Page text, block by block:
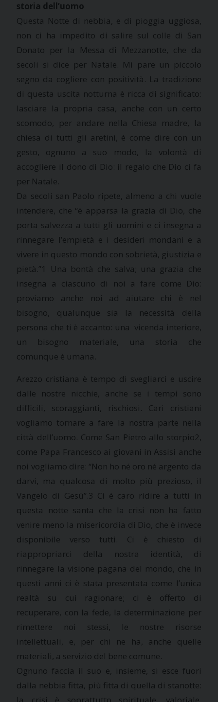
storia dell’uomo
Questa Notte di nebbia, e di pioggia uggiosa,
non ci ha impedito di salire sul colle di San
Donato per la Messa di Mezzanotte, che da
secoli si dice per Natale. Mi pare un piccolo
segno da cogliere con positività. La tradizione
di questa uscita notturna è ricca di significato:
lasciare la propria casa, anche con un certo
scomodo, per andare nella Chiesa madre, la
chiesa di tutti gli aretini, è come dire con un
gesto, ognuno a suo modo, la volontà di
accogliere il dono di Dio: il regalo che Dio ci fa
per Natale.
Da secoli san Paolo ripete, almeno a chi vuole
intendere, che “è apparsa la grazia di Dio, che
porta salvezza a tutti gli uomini e ci insegna a
rinnegare l’empietà e i desideri mondani e a
vivere in questo mondo con sobrietà, giustizia e
pietà.”1 Una bontà che salva; una grazia che
insegna a ciascuno di noi a fare come Dio:
proviamo anche noi ad aiutare chi è nel
bisogno, qualunque sia la necessità della
persona che ti è accanto: una vicenda interiore,
un bisogno materiale, una storia che
comunque è umana.
Arezzo cristiana è tempo di svegliarci e uscire
dalle nostre nicchie, anche se i tempi sono
difficili, scoraggianti, rischiosi. Cari cristiani
vogliamo tornare a fare la nostra parte nella
città dell’uomo. Come San Pietro allo storpio2,
come Papa Francesco ai giovani in Assisi anche
noi vogliamo dire: “Non ho né oro né argento da
darvi, ma qualcosa di molto più prezioso, il
Vangelo di Gesù”.3 Ci è caro ridire a tutti in
questa notte santa che la crisi non ha fatto
venire meno la misericordia di Dio, che è invece
disponibile verso tutti. Ci è chiesto di
riappropriarci della nostra identità, di
rinnegare la visione pagana del mondo, che in
questi anni ci è stata presentata come l’unica
realtà su cui ragionare; ci è offerto di
recuperare, con la fede, la determinazione per
rimettere noi stessi, le nostre risorse
intellettuali, e, per chi ne ha, anche quelle
materiali, a servizio del bene comune.
Ognuno faccia il suo e, insieme, si esce fuori
dalla nebbia fitta, più fitta di quella di stanotte: